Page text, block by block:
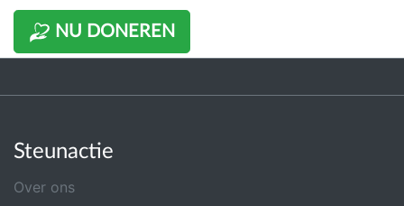
NU DONEREN
Steunactie
Over ons